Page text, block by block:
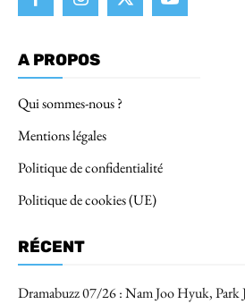
A PROPOS
Qui sommes-nous ?
Mentions légales
Politique de confidentialité
Politique de cookies (UE)
RÉCENT
Dramabuzz 07/26 : Nam Joo Hyuk,